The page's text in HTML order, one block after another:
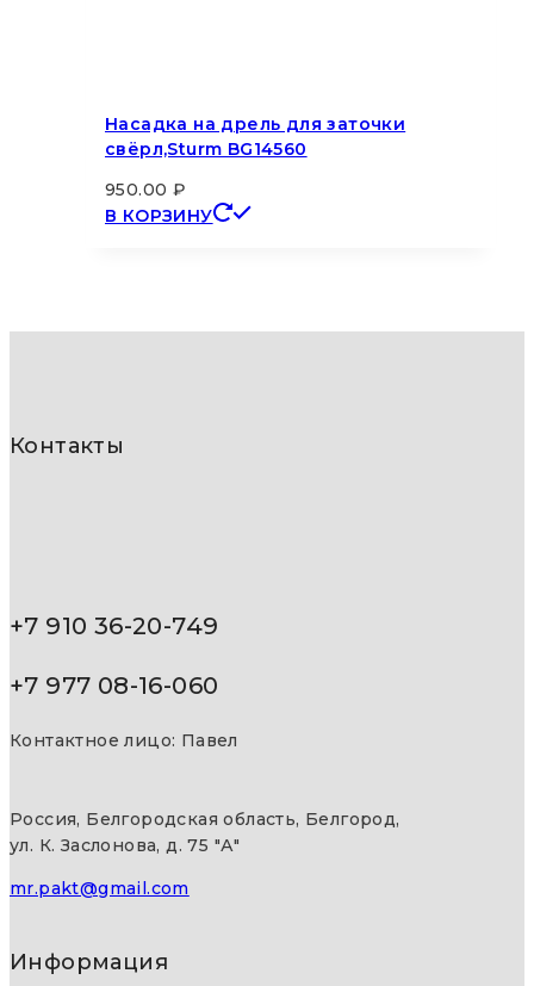
Насадка на дрель для заточки
свёрл,Sturm BG14560
950.00 ₽
В КОРЗИНУ
Контакты
+7 910 36-20-749
+7 977 08-16-060
Контактное лицо: Павел
Россия, Белгородская область, Белгород,
ул. К. Заслонова, д. 75 "А"
mr.pakt@gmail.com
Информация